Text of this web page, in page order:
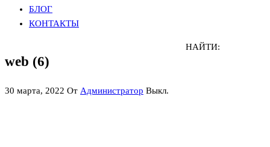
БЛОГ
КОНТАКТЫ
web (6)
30 марта, 2022 От Администратор Выкл.
НАЙТИ: